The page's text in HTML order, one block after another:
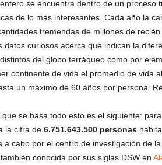
se encuentra dentro de un proceso
de lo más interesantes. Cada año la
tremendas de millones de
datos curiosos acerca que indican la
del globo terráqueo como por
continente de vida el promedio de vida
un máximo de 60 años por persona.
se basa todo esto es el siguiente:
la cifra de 6.751.643.500 personas
a cabo por el centro de investigación de
conocida por sus siglas DSW en